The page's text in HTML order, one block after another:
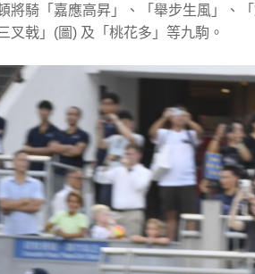
將騎「嘉應高昇」、「舉步生風」、
叉戟」(圖) 及「桃花多」等九駒。